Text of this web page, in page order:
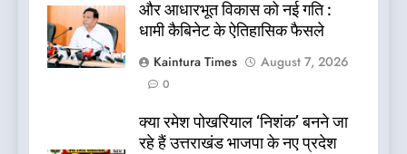
और आधारभूत विकास को नई गति :
धामी कैबिनेट के ऐतिहासिक फैसले
Kaintura Times
August 7, 2026
0
क्या रमेश पोखरियाल ‘निशंक’ बनने जा
रहे हैं उत्तराखंड भाजपा के नए प्रदेश